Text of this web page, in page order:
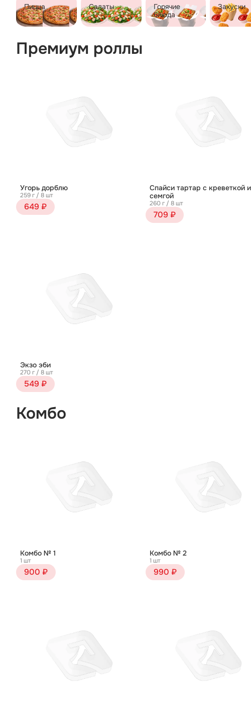
Пицца Салаты
Горячие
блюда
Закуски
Премиум роллы
Угорь дорблю
259 г / 8 шт
649 ₽
Спайси тартар с креветкой и
семгой
260 г / 8 шт
709 ₽
Экзо эби
270 г / 8 шт
549 ₽
Комбо
Комбо № 1
1 шт
900 ₽
Комбо № 2
1 шт
990 ₽